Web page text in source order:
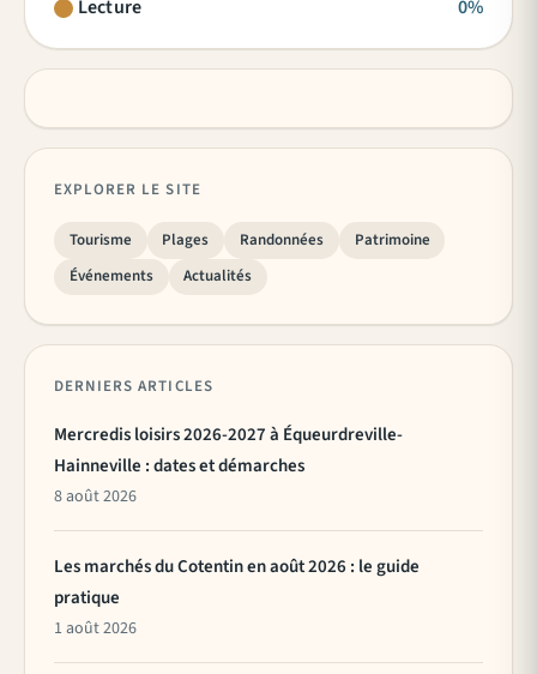
Lecture 0%
EXPLORER LE SITE
Tourisme Plages Randonnées
Patrimoine
Événements
Actualités
DERNIERS ARTICLES
Mercredis loisirs 2026-2027 à Équeurdreville-
Hainneville : dates et démarches
8 août 2026
Les marchés du Cotentin en août 2026 : le guide
pratique
1 août 2026